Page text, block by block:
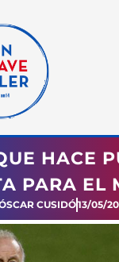
HACE
PARA EL
CUSIDÓ13/05/